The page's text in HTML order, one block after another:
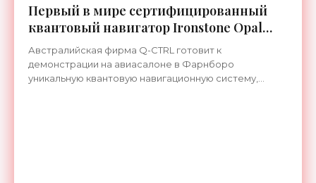
Первый в мире сертифицированный
квантовый навигатор Ironstone Opal
работает без спутников GPS -
«Технологии»
Австралийская фирма Q-CTRL готовит к
демонстрации на авиасалоне в Фарнборо
уникальную квантовую навигационную систему,